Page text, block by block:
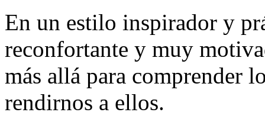
En un estilo inspirador y
reconfortante y muy
más allá para comprender
rendirnos a ellos.